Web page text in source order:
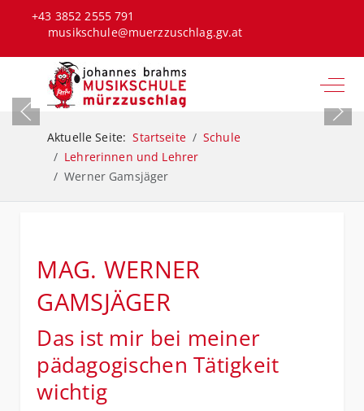
+43 3852 2555 791
musikschule@muerzzuschlag.gv.at
Off-
Aktuelle Seite:Startseite
Schule
Lehrerinnen und Lehrer
Werner Gamsjäger
MAG. WERNER
GAMSJÄGER
Das ist mir bei meiner
pädagogischen Tätigkeit
wichtig